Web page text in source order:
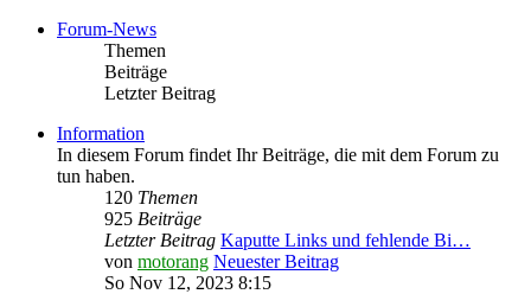
Forum-News
Themen
Beiträge
Letzter Beitrag
Information
In diesem Forum findet Ihr Beiträge, die mit dem Forum zu
tun haben.
120 Themen
925 Beiträge
Letzter Beitrag Kaputte Links und fehlende Bi…
von motorang Neuester Beitrag
So Nov 12, 2023 8:15